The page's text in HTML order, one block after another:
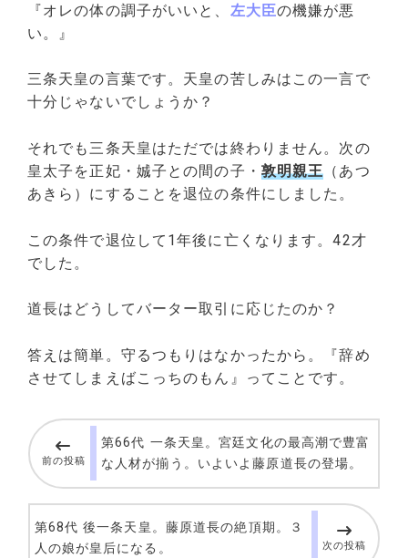
『オレの体の調子がいいと、 左大臣の機嫌が悪
い。』
三条天皇の言葉です。天皇の苦しみはこの一言で
十分じゃないでしょうか？
それでも三条天皇はただでは終わりません。次の
皇太子を正妃・娍子との間の子・ 敦明親王 （あつ
あきら）にすることを退位の条件にしました。
この条件で退位して1年後に亡くなります。42才
でした。
道長はどうしてバーター取引に応じたのか？
答えは簡単。守るつもりはなかったから。『辞め
させてしまえばこっちのもん』ってことです。
前の投稿
第66代 一条天皇。宮廷文化の最高潮で豊富
な人材が揃う。いよいよ藤原道長の登場。
第68代 後一条天皇。藤原道長の絶頂期。３
人の娘が皇后になる。
次の投稿